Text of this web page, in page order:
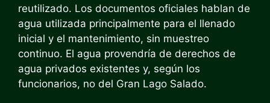
reutilizado. Los documentos oficiales hablan de
agua utilizada principalmente para el llenado
inicial y el mantenimiento, sin muestreo
continuo. El agua provendría de derechos de
agua privados existentes y, según los
funcionarios, no del Gran Lago Salado.